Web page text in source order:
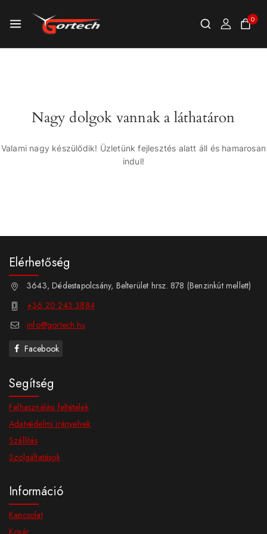
0
Nagy dolgok vannak a láthatáron
Valami nagy készülődik! Üzletünk fejlesztés alatt áll és hamarosan
indul!
Elérhetőség
3643, Dédestapolcsány, Belterület hrsz. 878 (Benzinkút mellett)
+36 20 243 3884
info@gortech.hu
Facebook
Segítség
Felhasználási feltételek
Adatvédelmi irányelvek
Szállítás
Szolgáltatások
Információ
Kapcsolat